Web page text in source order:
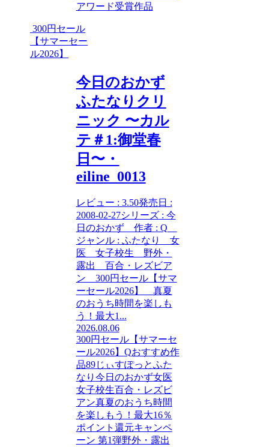
アワード受賞作品
300円セール
【サマーセー
ル2026】
今日のおかず
ふたなりクリ
ニック 〜カル
テ＃1:御堂春
日〜・
eiline_0013
レビュー : 3.50発売日 :
2008-02-27シリーズ : 今
日のおかず 作者 : Q
ジャンル : ふたなり 女
医 女子校生 野外・
露出 百合・レズビア
ン 300円セール【サマ
ーセール2026】 真夏
のおうち時間を楽しも
う！最大1...
2026.08.06
300円セール【サマーセ
ール2026】 Qおすすめ作
品89じぃすぽっとふた
なり 今日のおかず女医
女子校生百合・レズビ
アン真夏のおうち時間
を楽しもう！最大16％
ポイント還元キャンペ
ーン 第1弾野外・露出